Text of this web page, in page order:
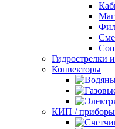
Гидрострелки
Конвекторы
КИП / приборы